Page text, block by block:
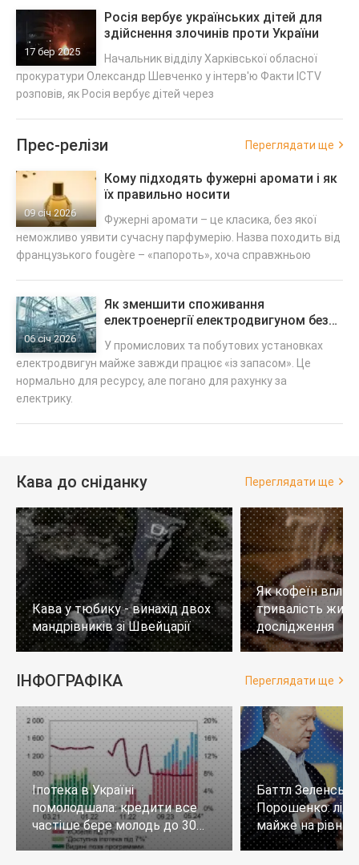
17 бер 2025
Росія вербує українських дітей для
здійснення злочинів проти України
Начальник відділу Харківської обласної
прокуратури Олександр Шевченко у інтерв'ю Факти ICTV
розповів, як Росія вербує дітей через
Прес-релізи Переглядати ще
09 січ 2026
Кому підходять фужерні аромати і як
їх правильно носити
Фужерні аромати – це класика, без якої
неможливо уявити сучасну парфумерію. Назва походить від
французького fougère – «папороть», хоча справжньою
06 січ 2026
Як зменшити споживання
електроенергії електродвигуном без
втрати продуктивності
У промислових та побутових установках
електродвигун майже завжди працює «із запасом». Це
нормально для ресурсу, але погано для рахунку за
електрику.
Кава до сніданку Переглядати ще
Кава у тюбику - винахід двох
мандрівників зі Швейцарії
Як кофеїн
тривалість
дослідження
ІНФОГРАФІКА Переглядати ще
Іпотека в Україні
помолодшала: кредити все
частіше бере молодь до 30
років
Баттл
Порошенко:
майже на
тих, хто не